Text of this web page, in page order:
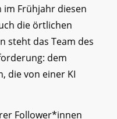
im Frühjahr diesen
die örtlichen
steht das Team des
dem
die von einer KI
Follower*innen